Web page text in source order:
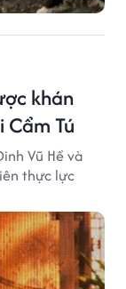
khán
Tú
Vũ Hề và
thực lực